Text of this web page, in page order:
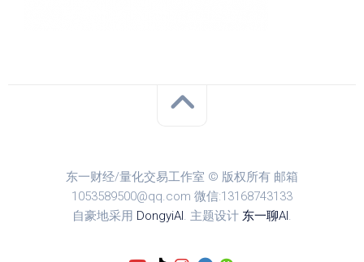
东一财经/量化交易工作室 © 版权所有 邮箱
1053589500@qq.com 微信:13168743133
自豪地采用 DongyiAI. 主题设计 东一聊AI.